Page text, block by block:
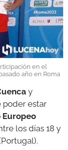
en el
año en Roma
y
poder estar
Europeo
los días 18 y